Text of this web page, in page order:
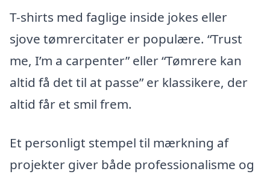
T-shirts med faglige inside jokes eller
sjove tømrercitater er populære. “Trust
me, I’m a carpenter” eller “Tømrere kan
altid få det til at passe” er klassikere, der
altid får et smil frem.
Et personligt stempel til mærkning af
projekter giver både professionalisme og